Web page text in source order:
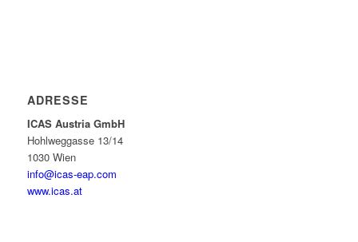
ADRESSE
ICAS Austria GmbH
Hohlweggasse 13/14
1030 Wien
info@icas-eap.com
www.icas.at